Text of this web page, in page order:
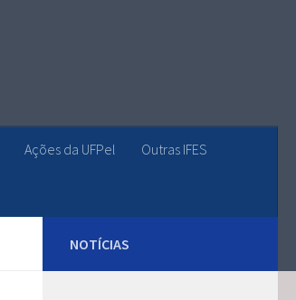
Ações da UFPel Outras IFES
NOTÍCIAS